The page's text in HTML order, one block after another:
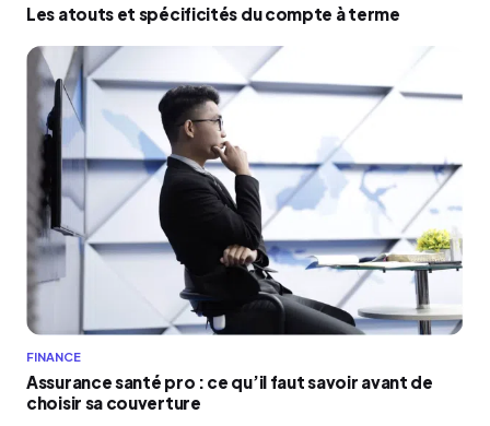
Les atouts et spécificités du compte à terme
FINANCE
Assurance santé pro : ce qu’il faut savoir avant de
choisir sa couverture